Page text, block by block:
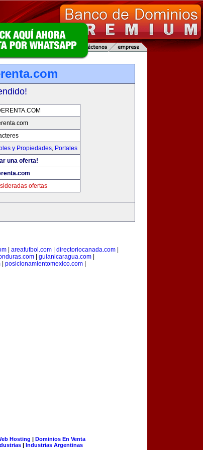
y Propiedades, Portales
una oferta!
ofertas
areafutbol.com directoriocanada.com
| guianicaragua.com|
posicionamientomexico.com
Hosting | Dominios En Venta
| Industrias Argentinas